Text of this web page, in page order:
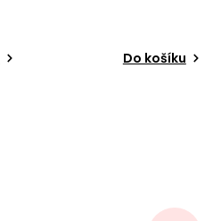
Do košíku